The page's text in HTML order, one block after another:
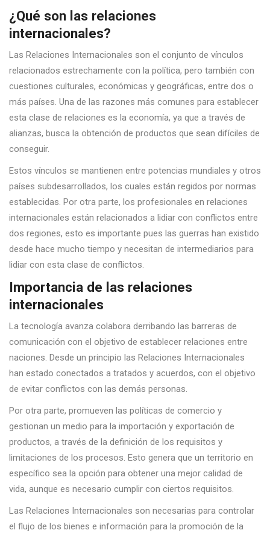
¿Qué son las relaciones
internacionales?
Las Relaciones Internacionales son el conjunto de vínculos
relacionados estrechamente con la política, pero también con
cuestiones culturales, económicas y geográficas, entre dos o
más países. Una de las razones más comunes para establecer
esta clase de relaciones es la economía, ya que a través de
alianzas, busca la obtención de productos que sean difíciles de
conseguir.
Estos vínculos se mantienen entre potencias mundiales y otros
países subdesarrollados, los cuales están regidos por normas
establecidas. Por otra parte, los profesionales en relaciones
internacionales están relacionados a lidiar con conflictos entre
dos regiones, esto es importante pues las guerras han existido
desde hace mucho tiempo y necesitan de intermediarios para
lidiar con esta clase de conflictos.
Importancia de las relaciones
internacionales
La tecnología avanza colabora derribando las barreras de
comunicación con el objetivo de establecer relaciones entre
naciones. Desde un principio las Relaciones Internacionales
han estado conectados a tratados y acuerdos, con el objetivo
de evitar conflictos con las demás personas.
Por otra parte, promueven las políticas de comercio y
gestionan un medio para la importación y exportación de
productos, a través de la definición de los requisitos y
limitaciones de los procesos. Esto genera que un territorio en
específico sea la opción para obtener una mejor calidad de
vida, aunque es necesario cumplir con ciertos requisitos.
Las Relaciones Internacionales son necesarias para controlar
el flujo de los bienes e información para la promoción de la